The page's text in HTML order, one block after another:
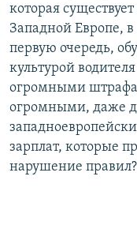
которая
Западной Европе,
первую очередь,
культурой
огромными
огромными, даже
зарплат, которые
нарушение